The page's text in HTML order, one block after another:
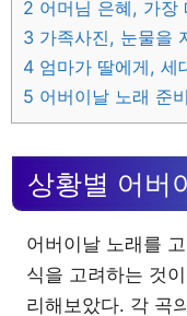
2 어머님 은혜, 가장
3 가족사진, 눈물을
4 엄마가 딸에게, 세
5 어버이날 노래 준
상황별 어버
어버이날 노래를
식을 고려하는 것
리해보았다. 각 곡